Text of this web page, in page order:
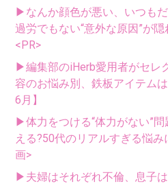
▶なんか顔色が悪い、いつもだ
過労でもない“意外な原因”が
<PR>
▶編集部のiHerb愛用者がセレ
容のお悩み別、鉄板アイテム
6月】
▶体力をつける“体力がない”
える?50代のリアルすぎる悩み
画>
▶夫婦はそれぞれ不倫、息子